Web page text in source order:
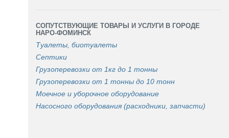
СОПУТСТВУЮЩИЕ ТОВАРЫ И УСЛУГИ В ГОРОДЕ
НАРО-ФОМИНСК
Туалеты, биотуалеты
Септики
Грузоперевозки от 1кг до 1 тонны
Грузоперевозки от 1 тонны до 10 тонн
Моечное и уборочное оборудование
Насосного оборудования (расходники, запчасти)